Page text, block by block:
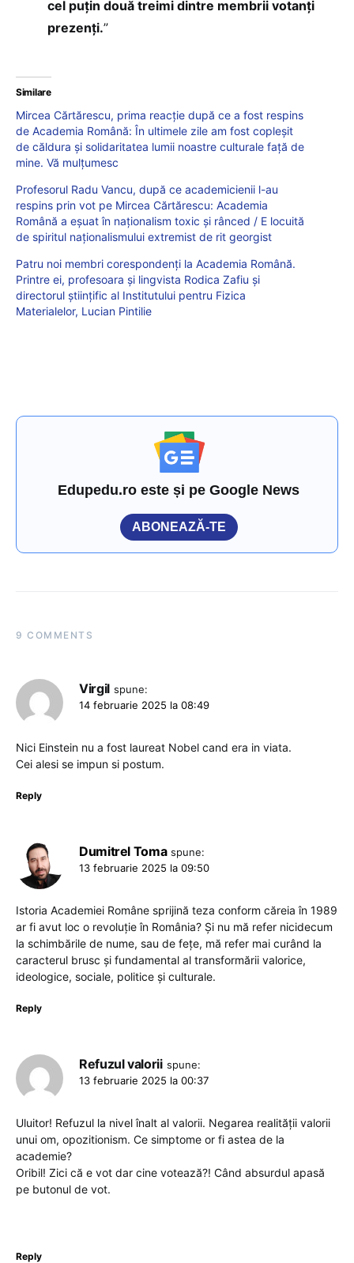
cel puțin două treimi dintre membrii votanți
prezenți.”
Similare
Mircea Cărtărescu, prima reacție după ce a fost respins
de Academia Română: În ultimele zile am fost copleșit
de căldura și solidaritatea lumii noastre culturale față de
mine. Vă mulțumesc
Profesorul Radu Vancu, după ce academicienii l-au
respins prin vot pe Mircea Cărtărescu: Academia
Română a eșuat în naționalism toxic și rânced / E locuită
de spiritul naționalismului extremist de rit georgist
Patru noi membri corespondenți la Academia Română.
Printre ei, profesoara și lingvista Rodica Zafiu și
directorul științific al Institutului pentru Fizica
Materialelor, Lucian Pintilie
Edupedu.ro este și pe Google News
ABONEAZĂ-TE
9 COMMENTS
Virgil spune:
14 februarie 2025 la 08:49
Nici Einstein nu a fost laureat Nobel cand era in viata.
Cei alesi se impun si postum.
Reply
Dumitrel Toma spune:
13 februarie 2025 la 09:50
Istoria Academiei Române sprijină teza conform căreia în 1989
ar fi avut loc o revoluție în România? Și nu mă refer nicidecum
la schimbările de nume, sau de fețe, mă refer mai curând la
caracterul brusc și fundamental al transformării valorice,
ideologice, sociale, politice și culturale.
Reply
Refuzul valorii spune:
13 februarie 2025 la 00:37
Uluitor! Refuzul la nivel înalt al valorii. Negarea realității valorii
unui om, opozitionism. Ce simptome or fi astea de la
academie?
Oribil! Zici că e vot dar cine votează?! Când absurdul apasă
pe butonul de vot.
Reply